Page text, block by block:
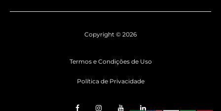
Copyright © 2026
Termos e Condições de Uso
Política de Privacidade
F I Y L